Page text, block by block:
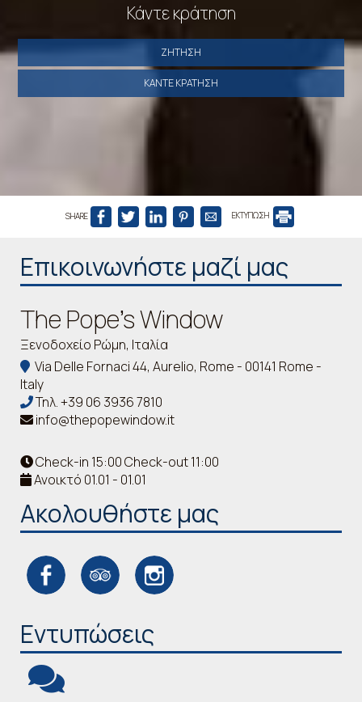
Κάντε κράτηση
ΖΉΤΗΣΗ
ΚΆΝΤΕ ΚΡΆΤΗΣΗ
SHARE ΕΚΤΥΠΩΣΗ
Επικοινωνήστε μαζί μας
The Pope's Window
Ξενοδοχείο Ρώμη, Ιταλία
Via Delle Fornaci 44, Aurelio, Rome - 00141 Rome -
Italy
Τηλ.+39 06 3936 7810
info@thepopewindow.it
Check-in 15:00 Check-out 11:00
Ανοικτό 01.01 - 01.01
Ακολουθήστε μας
Εντυπώσεις